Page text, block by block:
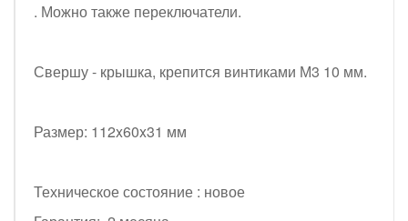
. Можно также переключатели.
Свершу - крышка, крепится винтиками М3 10 мм.
Размер: 112x60x31 мм
Техническое состояние : новое